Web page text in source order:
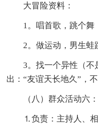
大冒险资料：
1。唱首歌，跳个舞
2。做运动，男生蛙
3。找一个异性（不
出：“友谊天长地久”，
（八）群众活动六：
⒈负责：主持人、相